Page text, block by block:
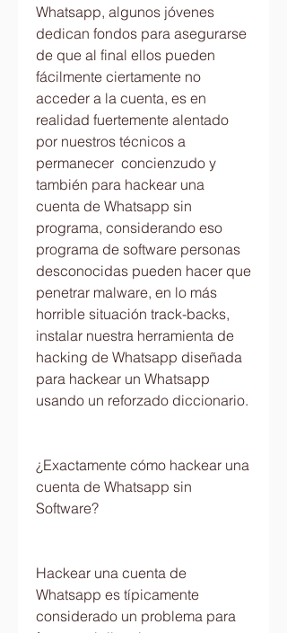
Whatsapp, algunos jóvenes
dedican fondos para asegurarse
de que al final ellos pueden
fácilmente ciertamente no
acceder a la cuenta, es en
realidad fuertemente alentado
por nuestros técnicos a
permanecer  concienzudo y
también para hackear una
cuenta de Whatsapp sin
programa, considerando eso
programa de software personas
desconocidas pueden hacer que
penetrar malware, en lo más
horrible situación track-backs,
instalar nuestra herramienta de
hacking de Whatsapp diseñada
para hackear un Whatsapp
usando un reforzado diccionario.
¿Exactamente cómo hackear una
cuenta de Whatsapp sin
Software?
Hackear una cuenta de
Whatsapp es típicamente
considerado un problema para